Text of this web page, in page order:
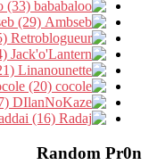
Random Pr0n